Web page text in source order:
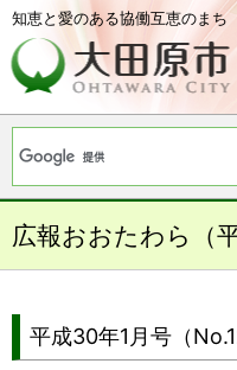
知恵と愛のある協働互恵のまち
広報おおたわら（
平成30年1月号（